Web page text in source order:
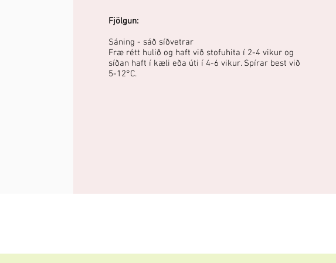
Fjölgun:
Sáning - sáð síðvetrar
Fræ rétt hulið og haft við stofuhita í 2-4 vikur og
síðan haft í kæli eða úti í 4-6 vikur. Spírar best við
5-12°C.